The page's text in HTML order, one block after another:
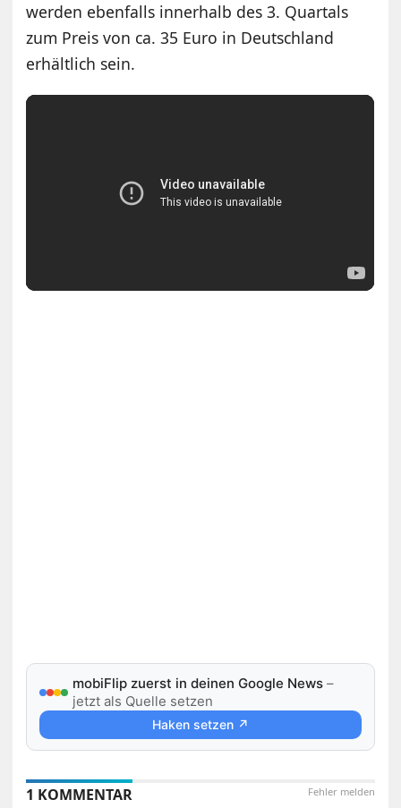
werden ebenfalls innerhalb des 3. Quartals
zum Preis von ca. 35 Euro in Deutschland
erhältlich sein.
mobiFlip zuerst in deinen Google News –
jetzt als Quelle setzen
Haken setzen ↗
Fehler melden
1 KOMMENTAR